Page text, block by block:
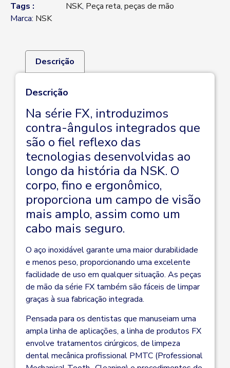
Tags :
NSK, Peça reta, peças de mão
Marca: NSK
Descrição
Descrição
Na série FX, introduzimos
contra-ângulos integrados que
são o fiel reflexo das
tecnologias desenvolvidas ao
longo da história da NSK. O
corpo, fino e ergonômico,
proporciona um campo de visão
mais amplo, assim como um
cabo mais seguro.
O aço inoxidável garante uma maior durabilidade
e menos peso, proporcionando uma excelente
facilidade de uso em qualquer situação. As peças
de mão da série FX também são fáceis de limpar
graças à sua fabricação integrada.
Pensada para os dentistas que manuseiam uma
ampla linha de aplicações, a linha de produtos FX
envolve tratamentos cirúrgicos, de limpeza
dental mecânica profissional PMTC (Professional